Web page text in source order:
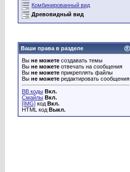
Комбинированный вид
Древовидный вид
Ваши права в разделе
Вы не можете создавать темы
Вы не можете отвечать на сообщения
Вы не можете прикреплять файлы
Вы не можете редактировать сообщения
BB коды Вкл.
Смайлы Вкл.
[IMG] код Вкл.
HTML код Выкл.